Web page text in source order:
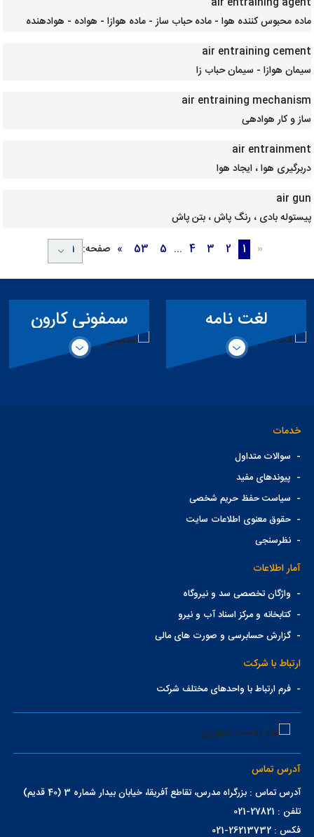
ماده محبوس کننده هوا - ماده حباب ساز - ماده هوازا - هواده - هوادهنده
air entraining cement
سیمان هوازا - سیمان حباب زا
air entraining mechanism
ساز و کار هوادهی
air entrainment
دربرگیری هوا ، ایجاد هوا
air gun
پیستوله بادی ، رنگ پاش ، بتن پاش
«
1
2
3
4
...
5
53
» صفحه:
لغت نامه
تخصصی سد
سمفونی کارون
خدمات
- سوالات متداول
- پیوندهای مفید
- سیاست حفظ حریم شخصی
-حقوق معنوی اطلاعات سایت
-نظرسنجی
آمار اطلاعات
- واژگان تخصصی سد و نیروگاه
-کتابخانه و مرکز اسناد آب و نیرو
-گزارش حسابرسی و صورت های مالی
ارتباط با شرکت
-فرم ارتباط با واحدهای مختلف شرکت
آدرس تماس
آدرس تماس : بزرگراه مدرس، تقاطع آفریقا، خیابان بیدار شماره 3 (40 قدیم)
تلفن : 27821-021
فکس : 26213732-021